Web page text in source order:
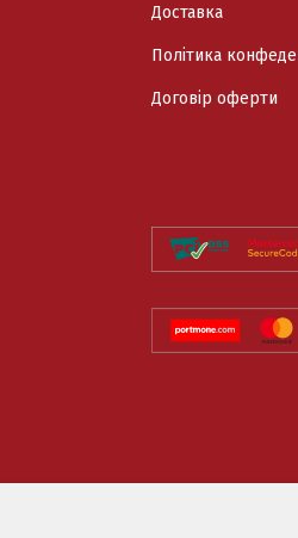
Доставка
Політика
Договір оферти